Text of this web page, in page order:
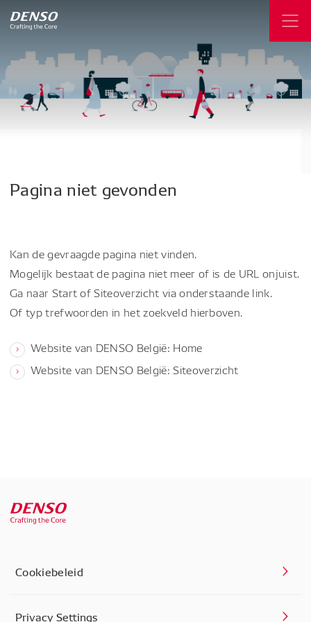
Pagina niet gevonden
Kan de gevraagde pagina niet vinden.
Mogelijk bestaat de pagina niet meer of is de URL onjuist.
Ga naar Start of Siteoverzicht via onderstaande link.
Of typ trefwoorden in het zoekveld hierboven.
Website van DENSO België: Home
Website van DENSO België: Siteoverzicht
Cookiebeleid
Privacy Settings